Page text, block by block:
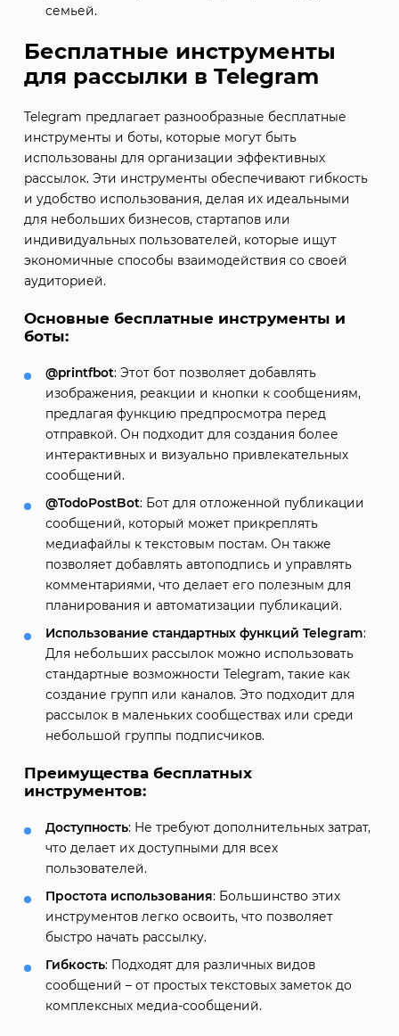
семьей.
Бесплатные инструменты
для рассылки в Telegram
Telegram предлагает разнообразные бесплатные
инструменты и боты, которые могут быть
использованы для организации эффективных
рассылок. Эти инструменты обеспечивают гибкость
и удобство использования, делая их идеальными
для небольших бизнесов, стартапов или
индивидуальных пользователей, которые ищут
экономичные способы взаимодействия со своей
аудиторией.
Основные бесплатные инструменты и
боты:
@printfbot: Этот бот позволяет добавлять
изображения, реакции и кнопки к сообщениям,
предлагая функцию предпросмотра перед
отправкой. Он подходит для создания более
интерактивных и визуально привлекательных
сообщений.
@TodoPostBot: Бот для отложенной публикации
сообщений, который может прикреплять
медиафайлы к текстовым постам. Он также
позволяет добавлять автоподпись и управлять
комментариями, что делает его полезным для
планирования и автоматизации публикаций.
Использование стандартных функций Telegram:
Для небольших рассылок можно использовать
стандартные возможности Telegram, такие как
создание групп или каналов. Это подходит для
рассылок в маленьких сообществах или среди
небольшой группы подписчиков.
Преимущества бесплатных
инструментов:
Доступность: Не требуют дополнительных затрат,
что делает их доступными для всех
пользователей.
Простота использования: Большинство этих
инструментов легко освоить, что позволяет
быстро начать рассылку.
Гибкость: Подходят для различных видов
сообщений – от простых текстовых заметок до
комплексных медиа-сообщений.